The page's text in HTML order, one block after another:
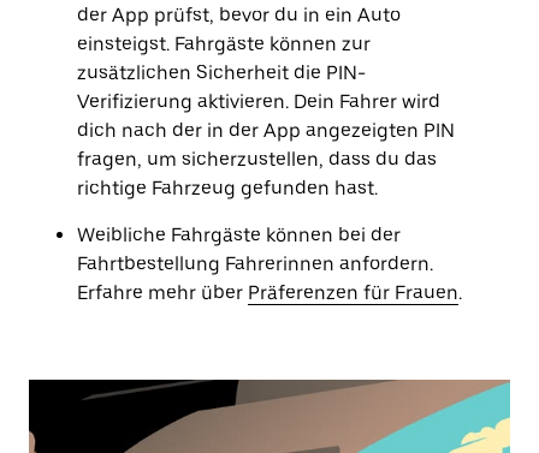
der App prüfst, bevor du in ein Auto
einsteigst. Fahrgäste können zur
zusätzlichen Sicherheit die PIN-
Verifizierung aktivieren. Dein Fahrer wird
dich nach der in der App angezeigten PIN
fragen, um sicherzustellen, dass du das
richtige Fahrzeug gefunden hast.
Weibliche Fahrgäste können bei der
Fahrtbestellung Fahrerinnen anfordern.
Erfahre mehr über Präferenzen für Frauen.